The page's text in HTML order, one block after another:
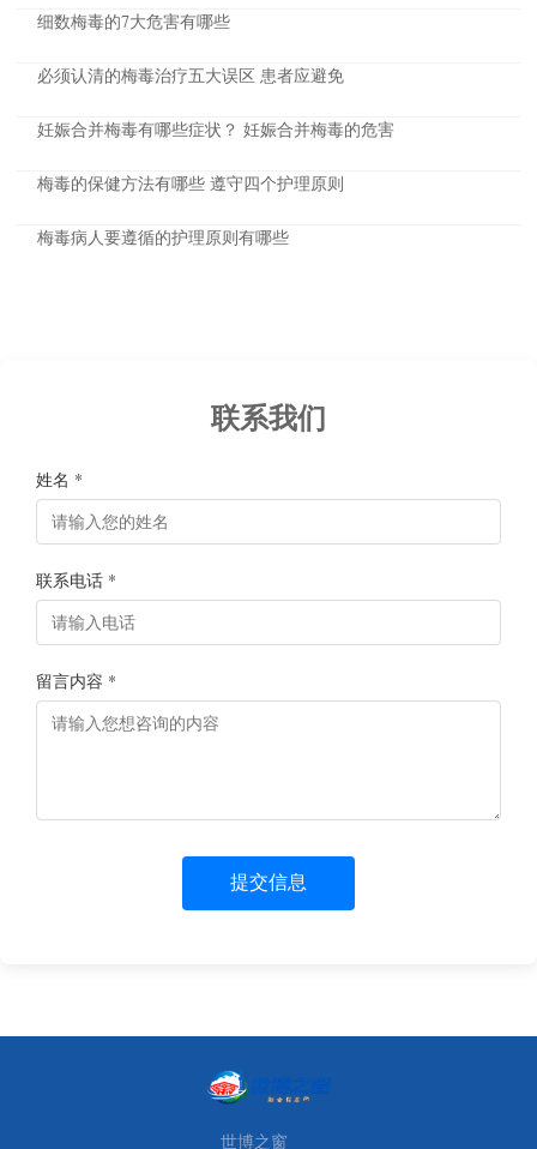
细数梅毒的7大危害有哪些
必须认清的梅毒治疗五大误区 患者应避免
妊娠合并梅毒有哪些症状？ 妊娠合并梅毒的危害
梅毒的保健方法有哪些 遵守四个护理原则
梅毒病人要遵循的护理原则有哪些
联系我们
姓名 *
联系电话 *
留言内容 *
提交信息
世博之窗